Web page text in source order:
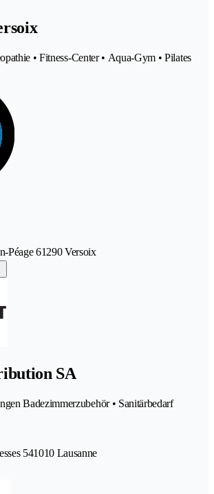
• Fitness-Center • Aqua-Gym • Pilates
Péage 61290 Versoix
SA
Badezimmerzubehör • Sanitärbedarf
541010 Lausanne